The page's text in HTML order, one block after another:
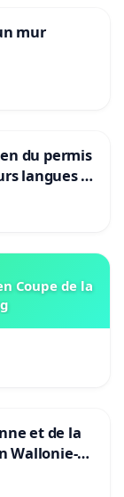
mur
du permis
langues à
Coupe de la
et de la
Wallonie-